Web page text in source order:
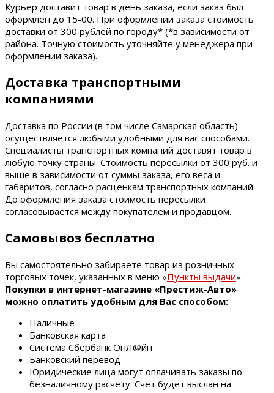
Курьер доставит товар в день заказа, если заказ был
оформлен до 15-00. При оформлении заказа стоимость
доставки от 300 рублей по городу* (*в зависимости от
района. Точную стоимость уточняйте у менеджера при
оформлении заказа).
Доставка транспортными
компаниями
Доставка по России (в том числе Самарская область)
осуществляется любыми удобными для вас способами.
Специалисты транспортных компаний доставят товар в
любую точку страны. Стоимость пересылки от 300 руб. и
выше в зависимости от суммы заказа, его веса и
габаритов, согласно расценкам транспортных компаний.
До оформления заказа стоимость пересылки
согласовывается между покупателем и продавцом.
Самовывоз бесплатно
Вы самостоятельно забираете товар из розничных
торговых точек, указанных в меню «Пункты выдачи».
Покупки в интернет-магазине «Престиж-Авто»
можно оплатить удобным для Вас способом:
Наличные
Банковская карта
Система Сбербанк ОнЛ@йн
Банковский перевод
Юридические лица могут оплачивать заказы по
безналичному расчету. Счет будет выслан на